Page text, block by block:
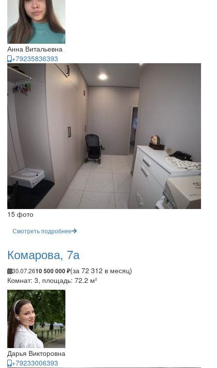
Анна Витальевна
+79235836393
15 фото
Смотреть подробнее
Комарова, 7а
30.07.2610 500 000 ₽(за 72 312 в месяц)
Комнат: 3, площадь: 72.2 м²
Дарья Викторовна
+79233006393